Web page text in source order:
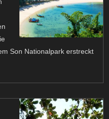
Son Nationalpark erstreckt